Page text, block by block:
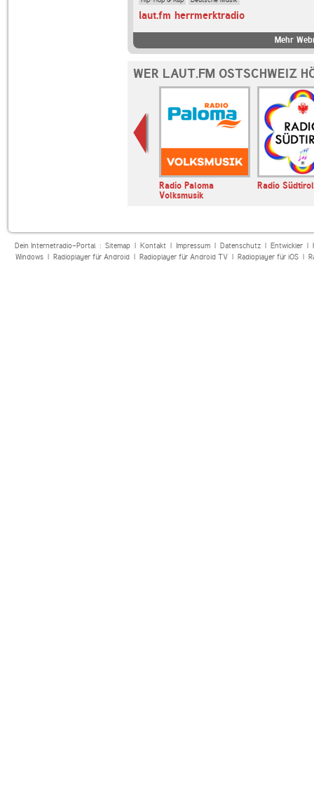
laut.fm herrmerktradio
Mehr
WER LAUT.FM OSTSCHWEIZ
Radio Paloma
Volksmusik
Radio Südtirol
Dein Internetradio-Portal : Sitemap| Kontakt| Impressum| Datenschutz| Entwickler|
Windows| Radioplayer für Android| Radioplayer für Android TV| Radioplayer für iOS|